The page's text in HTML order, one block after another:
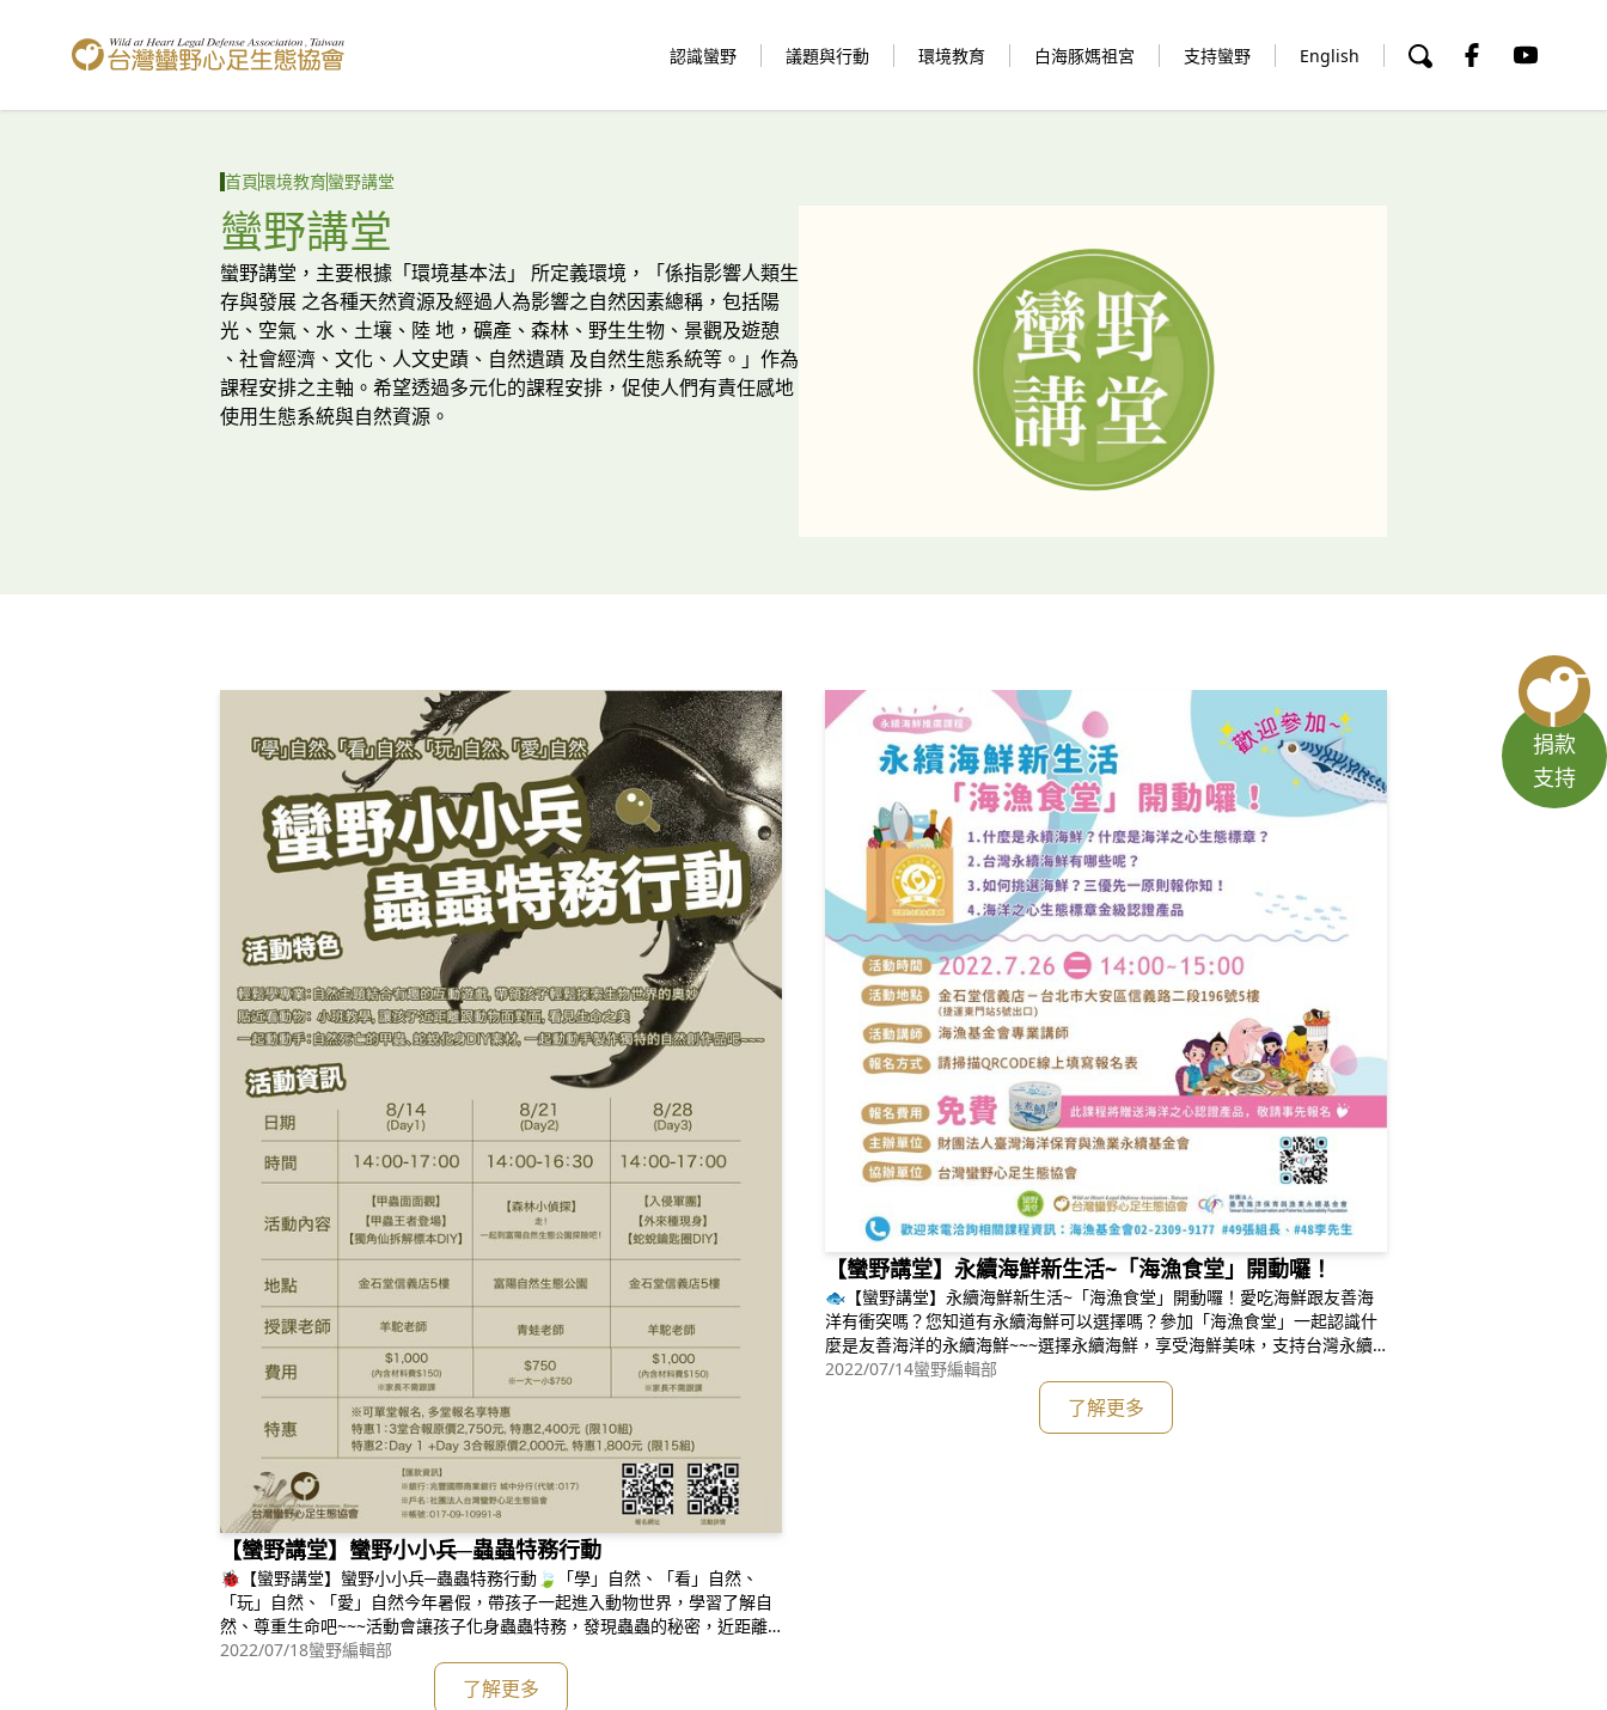
台灣蠻野心足生態協會
認識蠻野 議題與行動 環境教育 白海豚媽祖宮 支持蠻野 English
捐款
支持
首頁環境教育蠻野講堂
蠻野講堂
蠻野講堂，主要根據「環境基本法」 所定義環境，「係指影響人類生
存與發展 之各種天然資源及經過人為影響之自然因素總稱，包括陽
光、空氣、水、土壤、陸 地，礦產、森林、野生生物、景觀及遊憩
、社會經濟、文化、人文史蹟、自然遺蹟 及自然生態系統等。」作為
課程安排之主軸。希望透過多元化的課程安排，促使人們有責任感地
使用生態系統與自然資源。
【蠻野講堂】蠻野小小兵─蟲蟲特務行動
🐞【蠻野講堂】蠻野小小兵─蟲蟲特務行動🍃「學」自然、「看」自然、
「玩」自然、「愛」自然今年暑假，帶孩子一起進入動物世界，學習了解自
然、尊重生命吧~~~活動會讓孩子化身蟲蟲特務，發現蟲蟲的秘密，近距離
觀察動物，輕鬆探索生物世界的奧妙，並一起走入森林偵查動物、觀察動物~
~~💓💓💓走！走！走！走！特務小小兵！一起來探險吧~~~🧐🧐🧐小班制
活動，快手刀報名喔~~~😍😍😍🌟報名網址：https://reur
2022/07/18蠻野編輯部
了解更多
【蠻野講堂】永續海鮮新生活~「海漁食堂」開動囉！
🐟【蠻野講堂】永續海鮮新生活~「海漁食堂」開動囉！愛吃海鮮跟友善海
洋有衝突嗎？您知道有永續海鮮可以選擇嗎？參加「海漁食堂」一起認識什
麼是友善海洋的永續海鮮~~~選擇永續海鮮，享受海鮮美味，支持台灣永續
漁業，保護海洋環境，世世代代「年年有魚」~~~🐬🐡🦈😍報名並全程參加
者將贈送海洋之心認證產品，快手刀來報名~😍🌊報名網址：https://neti.c
2022/07/14蠻野編輯部
了解更多